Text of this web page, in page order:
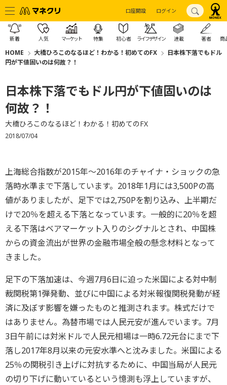
口座開設 ログイン
新着 人気 マーケット 特集 初心者 ライフデザイン 連載 著者 商
HOME 大橋ひろこのなるほど！わかる！初めてのFX
日本株下落でもドル
円が下値固いのは何故？！
日本株下落でもドル円が下値固いのは
何故？！
大橋ひろこのなるほど！わかる！初めてのFX
2018/07/04
上海総合指数が2015年～2016年のチャイナ・ショックの急
落時水準まで下落しています。2018年1月には3,500Pの高
値がありましたが、足下では2,750Pを割り込み、上半期だ
けで20％を超える下落となっています。一般的に20％を超
える下落はベアマーケット入りのシグナルとされ、中国株
からの資金流出が世界の金融市場全般の懸念材料となって
きました。
足下の下落加速は、今週7月6日に迫った米国による対中制
裁関税第1弾発動、並びに中国による対米報復関税発動が経
済に及ぼす影響を嫌ったものと推測されます。株式だけで
はありません。為替市場では人民元安が進んでいます。7月
3日午前には対米ドルで人民元相場は一時6.72元台にまで下
落し2017年8月以来の元安水準へと沈みました。米国による
25％の関税引き上げに対抗するために、中国当局が人民元
の切り下げに動いているという憶測も浮上していますが、